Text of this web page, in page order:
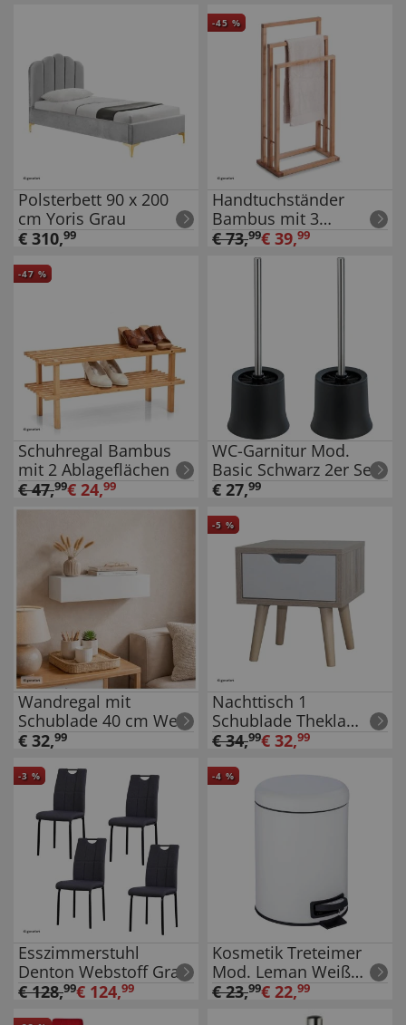
Polsterbett 90 x 200
cm Yoris Grau
€ 310,99
-45 %
Handtuchständer
Bambus mit 3
Handtuchhaltern
€73,99€ 39,99
-47 %
Schuhregal Bambus
mit 2 Ablageflächen
€47,99€ 24,99
WC-Garnitur Mod.
Basic Schwarz 2er Set,
inklusive WC-Bürste
€ 27,99
Wandregal mit
Schublade 40 cm Weiß
€ 32,99
-5 %
Nachttisch 1
Schublade Thekla
Sonoma Weiß
€34,99€ 32,99
-3 %
Esszimmerstuhl
Denton Webstoff Grau
4er-Set
€128,99€ 124,99
-4 %
Kosmetik Treteimer
Mod. Leman Weiß
Matt 5L, mit
herausnehmbarem
€23,99€ 22,99